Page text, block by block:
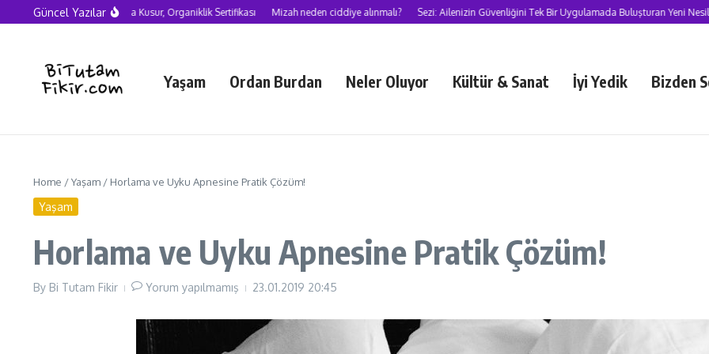
Skip to content
Güncel Yazılar
Yapay Zekâ Çağında Kusur, Organiklik Sertifikası Mizah neden ciddiye alınmalı? Sezi: Ailenizin Güvenliğini Tek Bir Uygulamada Buluşturan Yeni Nesil Süper
Yaşam Ordan Burdan Neler Oluyor Kültür & Sanat İyi Yedik Bizden
Home /Yaşam / Horlama ve Uyku Apnesine Pratik Çözüm!
Yaşam
Horlama ve Uyku Apnesine Pratik Çözüm!
By Bi Tutam Fikir Yorum yapılmamış 23.01.2019 20:45